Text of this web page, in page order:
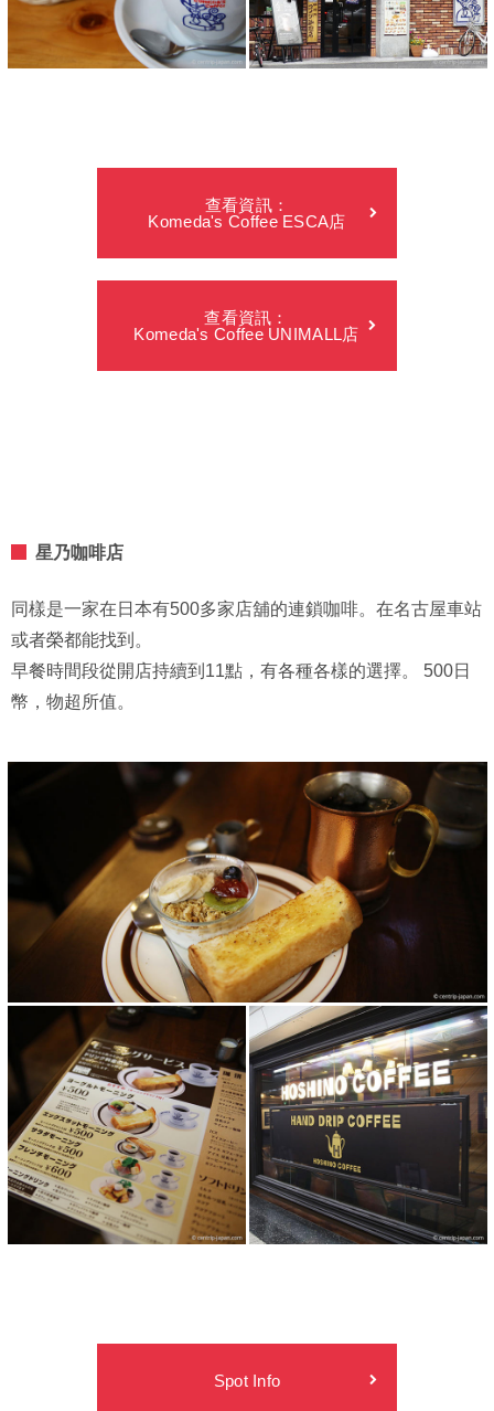
查看資訊：
Komeda's Coffee ESCA店
查看資訊：
Komeda's Coffee UNIMALL店
星乃咖啡店
同樣是一家在日本有500多家店舖的連鎖咖啡。在名古屋車站
或者榮都能找到。
早餐時間段從開店持續到11點，有各種各樣的選擇。 500日
幣，物超所值。
Spot Info